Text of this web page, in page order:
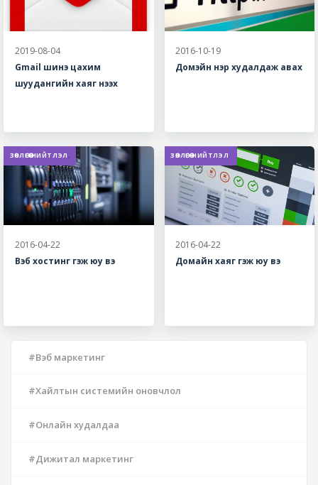
2019-08-04
Gmail шинэ цахим
шуудангийн хаяг нээх
2016-10-19
Домэйн нэр худалдаж авах
ЗӨВЛӨГӨӨ НИЙТЛЭЛ,
2016-04-22
Вэб хостинг гэж юу вэ
ЗӨВЛӨГӨӨ НИЙТЛЭЛ,
2016-04-22
Домайн хаяг гэж юу вэ
#Вэб маркетинг
#Хайлтын системийн оновчлол
#Онлайн худалдаа
#Дижитал маркетинг